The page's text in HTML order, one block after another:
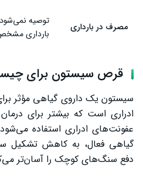
مصرف در بارداری
توصیه نمی‌شود
بارداری
قرص سیستون برای
سیستون یک داروی گیاهی مؤثر
ادراری است که بیشتر برای
عفونت‌های ادراری استفاده
گیاهی فعال، به کاهش تشکیل
دفع سنگ‌های کوچک را آسان‌تر